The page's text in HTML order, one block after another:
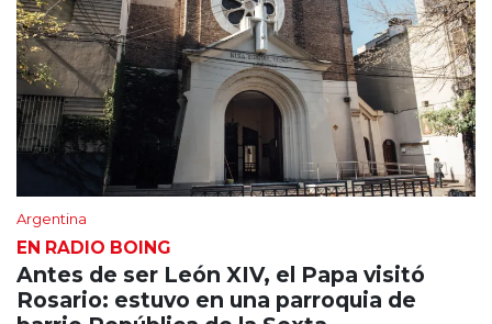
Argentina
EN RADIO BOING
Antes de ser León XIV, el Papa visitó
Rosario: estuvo en una parroquia de